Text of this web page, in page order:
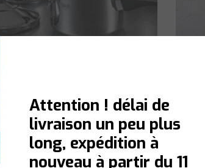
Attention ! délai de
livraison un peu plus
long, expédition à
nouveau à partir du 11